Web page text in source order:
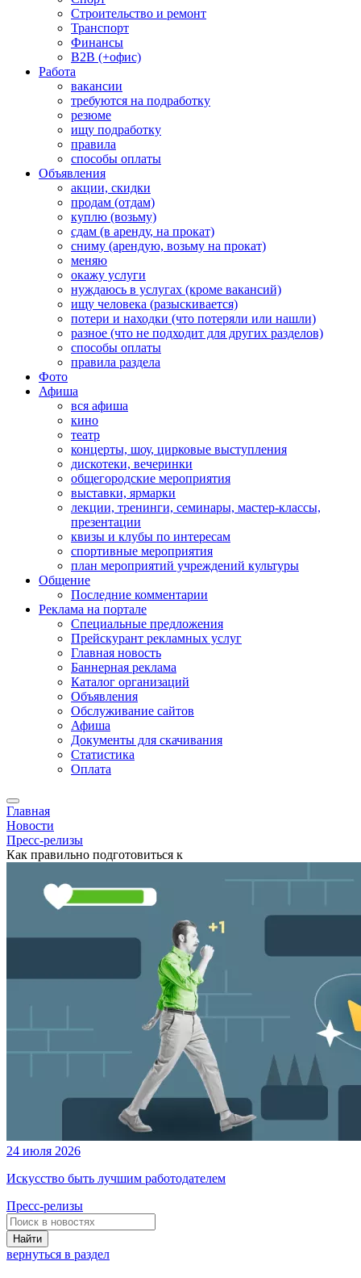
Строительство и ремонт
Транспорт
Финансы
B2B (+офис)
Работа
вакансии
требуются на подработку
резюме
ищу подработку
правила
способы оплаты
Объявления
акции, скидки
продам (отдам)
куплю (возьму)
сдам (в аренду, на прокат)
сниму (арендую, возьму на прокат)
меняю
окажу услуги
нуждаюсь в услугах (кроме вакансий)
ищу человека (разыскивается)
потери и находки (что потеряли или нашли)
разное (что не подходит для других разделов)
способы оплаты
правила раздела
Фото
Афиша
вся афиша
кино
театр
концерты, шоу, цирковые выступления
дискотеки, вечеринки
общегородские мероприятия
выставки, ярмарки
лекции, тренинги, семинары, мастер-классы,
презентации
квизы и клубы по интересам
спортивные мероприятия
план мероприятий учреждений культуры
Общение
Последние комментарии
Реклама на портале
Специальные предложения
Прейскурант рекламных услуг
Главная новость
Баннерная реклама
Каталог организаций
Объявления
Обслуживание сайтов
Афиша
Документы для скачивания
Статистика
Оплата
Главная
Новости
Пресс-релизы
Как правильно подготовиться к
24 июля 2026
Искусство быть лучшим работодателем
Пресс-релизы
Найти
вернуться в раздел